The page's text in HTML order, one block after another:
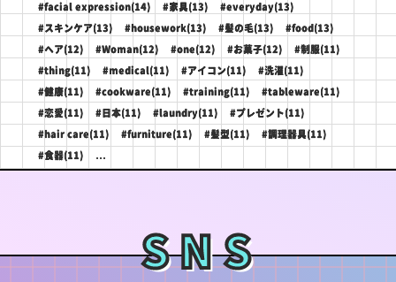
#facial expression(14) #家具(13) #everyday(13)
#スキンケア(13) #housework(13) #髪の毛(13) #food(13)
#ヘア(12) #Woman(12) #one(12) #お菓子(12) #制服(11)
#thing(11) #medical(11) #アイコン(11) #洗濯(11)
#健康(11) #cookware(11) #training(11) #tableware(11)
#恋愛(11) #日本(11) #laundry(11) #プレゼント(11)
#hair care(11) #furniture(11) #髪型(11) #調理器具(11)
#食器(11) ...
SNS